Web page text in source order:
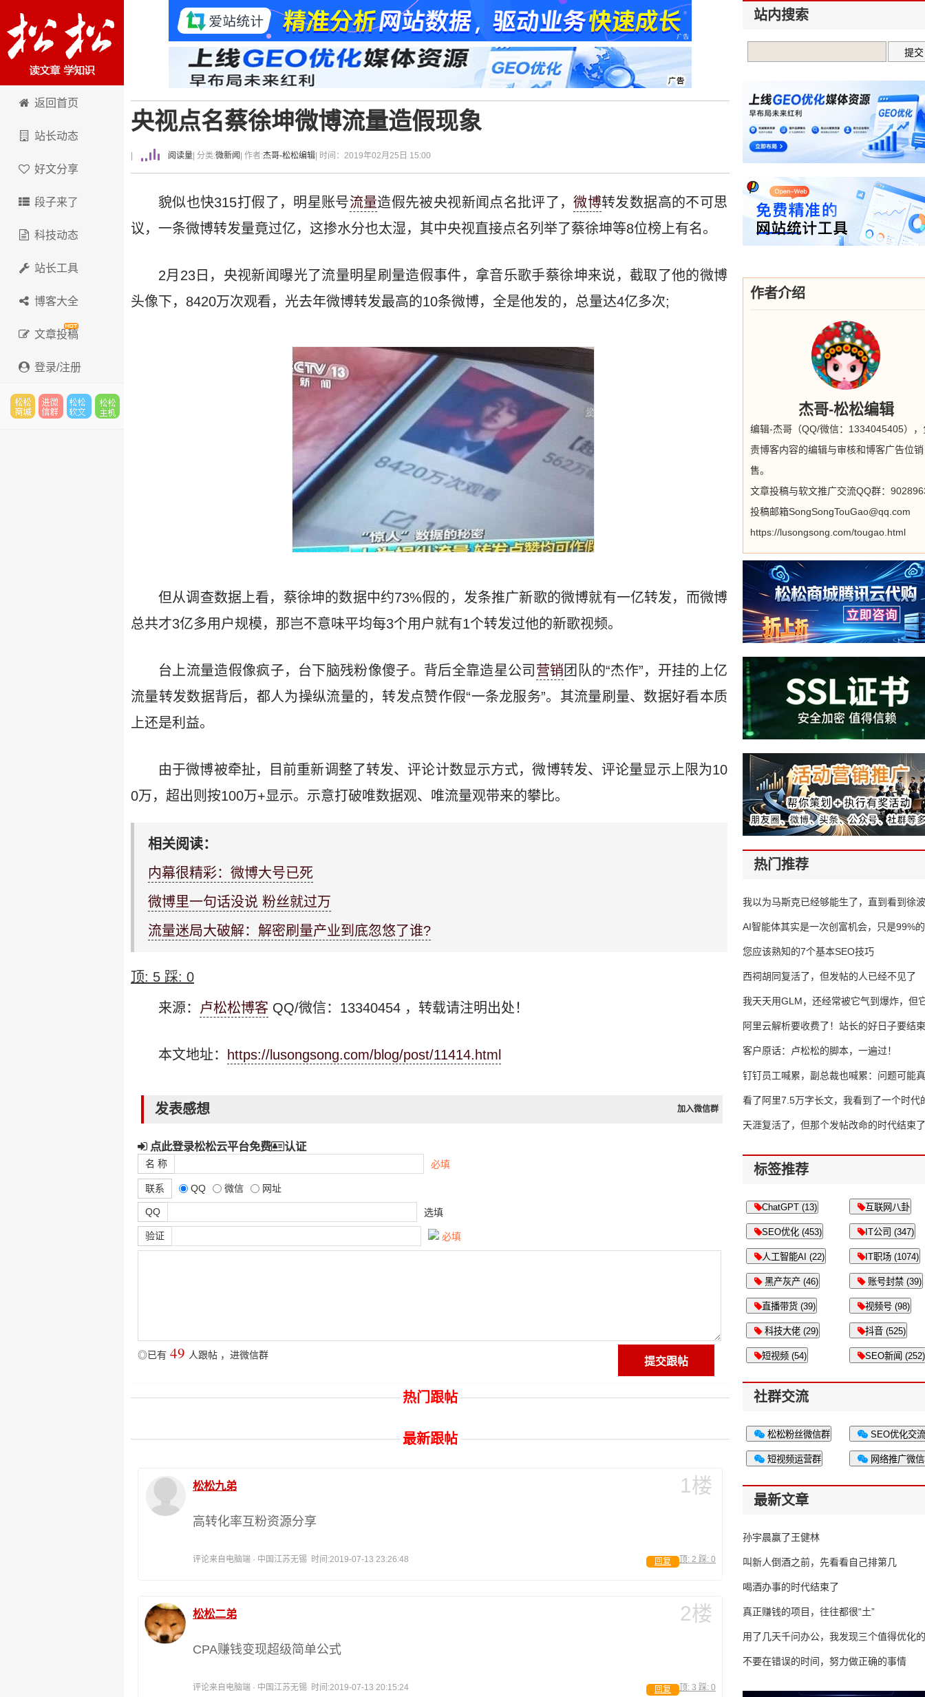
卢松松博客
返回首页
站长动态
好文分享
段子来了
科技动态
站长工具
博客大全
文章投稿
登录/注册
央视点名蔡徐坤微博流量造假现象
阅读量 | 分类:微新闻 | 作者:杰哥-松松编辑 | 时间：2019年02月25日 15:00
貌似也快315打假了，明星账号流量造假先被央视新闻点名批评了，微博转发数据高的不可思
议，一条微博转发量竟过亿，这掺水分也太湿，其中央视直接点名列举了蔡徐坤等8位榜上有名。
2月23日，央视新闻曝光了流量明星刷量造假事件，拿音乐歌手蔡徐坤来说，截取了他的微博
头像下，8420万次观看，光去年微博转发最高的10条微博，全是他发的，总量达4亿多次;
但从调查数据上看，蔡徐坤的数据中约73%假的，发条推广新歌的微博就有一亿转发，而微博
总共才3亿多用户规模，那岂不意味平均每3个用户就有1个转发过他的新歌视频。
台上流量造假像疯子，台下脑残粉像傻子。背后全靠造星公司 营销 团队的“杰作”，开挂的上亿
流量转发数据背后，都人为操纵流量的，转发点赞作假“一条龙服务”。其流量刷量、数据好看本质
上还是利益。
由于微博被牵扯，目前重新调整了转发、评论计数显示方式，微博转发、评论量显示上限为10
0万，超出则按100万+显示。示意打破唯数据观、唯流量观带来的攀比。
相关阅读：
内幕很精彩：微博大号已死
微博里一句话没说 粉丝就过万
流量迷局大破解：解密刷量产业到底忽悠了谁?
顶: 5 踩: 0
来源： 卢松松博客 QQ/微信：13340454 ，转载请注明出处！
本文地址： https://lusongsong.com/blog/post/11414.html
发表感想 加入微信群
点此登录松松云平台免费 认证
名 称 必填
联系 QQ 微信 网址
QQ 选填
验证 必填
◎已有 49 人跟帖 ， 进微信群
热门跟帖
最新跟帖
1楼
松松九弟
高转化率互粉资源分享
评论来自电脑端 · 中国江苏无锡 时间:2019-07-13 23:26:48 顶: 2 踩: 0
回复
2楼
松松二弟
CPA赚钱变现超级简单公式
评论来自电脑端 · 中国江苏无锡 时间:2019-07-13 20:15:24 顶: 3 踩: 0
回复
站内搜索
作者介绍
杰哥-松松编辑
编辑-杰哥（QQ/微信：1334045405），
责博客内容的编辑与审核和博客广告位销
售。
文章投稿与软文推广交流QQ群：
投稿邮箱SongSongTouGao@qq.com
https://lusongsong.com/tougao.html
热门推荐
我以为马斯克已经够能生了，直到看到
AI智能体其实是一次创富机会，只是99%
错过了
您应该熟知的7个基本SEO技巧
西祠胡同复活了，但发帖的人已经不见了
我天天用GLM，还经常被它气到爆炸，但
16万亿
阿里云解析要收费了！站长的好日子要结
客户原话：卢松松的脚本，一遍过！
钉钉员工喊累，副总裁也喊累：问题可能
了
看了阿里7.5万字长文，我看到了一个时代
天涯复活了，但那个发帖改命的时代结束了
标签推荐
ChatGPT (13) 互联网八卦
SEO优化 (453) IT公司 (347)
人工智能AI (22) IT职场 (1074)
黑产灰产 (46) 账号封禁 (39)
直播带货 (39) 视频号 (98)
科技大佬 (29) 抖音 (525)
短视频 (54) SEO新闻 (252)
社群交流
松松粉丝微信群 SEO优化交
短视频运营群 网络推广微
最新文章
孙宇晨赢了王健林
叫新人倒酒之前，先看看自己排第几
喝酒办事的时代结束了
真正赚钱的项目，往往都很“土”
用了几天千问办公，我发现三个值得优化
不要在错误的时间，努力做正确的事情